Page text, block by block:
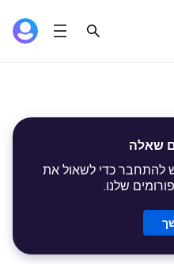
שאלה
להתחבר כדי לשאול את
שלנו.